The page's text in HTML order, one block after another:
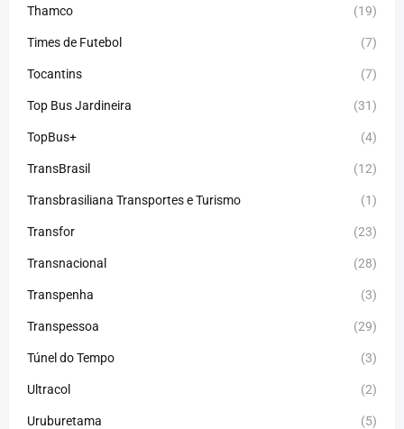
Thamco (19)
Times de Futebol (7)
Tocantins (7)
Top Bus Jardineira (31)
TopBus+ (4)
TransBrasil (12)
Transbrasiliana Transportes e Turismo (1)
Transfor (23)
Transnacional (28)
Transpenha (3)
Transpessoa (29)
Túnel do Tempo (3)
Ultracol (2)
Uruburetama (5)